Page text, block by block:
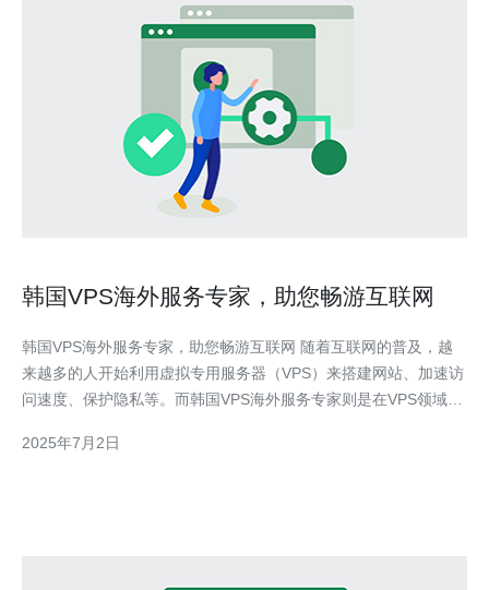
韩国VPS海外服务专家，助您畅游互联网
韩国VPS海外服务专家，助您畅游互联网 随着互联网的普及，越
来越多的人开始利用虚拟专用服务器（VPS）来搭建网站、加速访
问速度、保护隐私等。而韩国VPS海外服务专家则是在VPS领域中
联网。 韩国VPS海外服务专家拥有先进的技术设备和专业团队，
2025年7月2日